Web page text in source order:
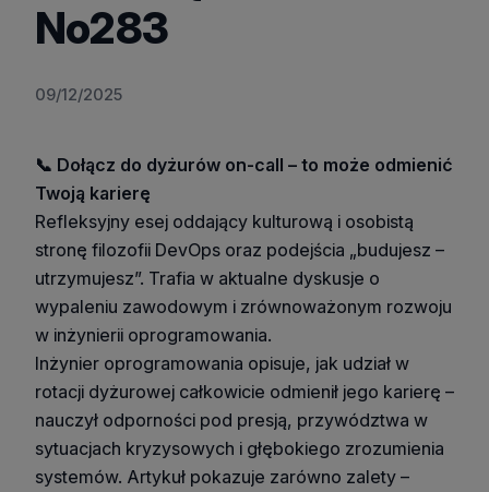
No283
09/12/2025
📞 Dołącz do dyżurów on-call – to może odmienić
Twoją karierę
Refleksyjny esej oddający kulturową i osobistą
stronę filozofii DevOps oraz podejścia „budujesz –
utrzymujesz”. Trafia w aktualne dyskusje o
wypaleniu zawodowym i zrównoważonym rozwoju
w inżynierii oprogramowania.
Inżynier oprogramowania opisuje, jak udział w
rotacji dyżurowej całkowicie odmienił jego karierę –
nauczył odporności pod presją, przywództwa w
sytuacjach kryzysowych i głębokiego zrozumienia
systemów. Artykuł pokazuje zarówno zalety –